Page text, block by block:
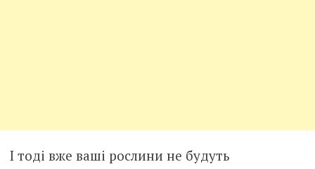
І тоді вже ваші рослини не будуть